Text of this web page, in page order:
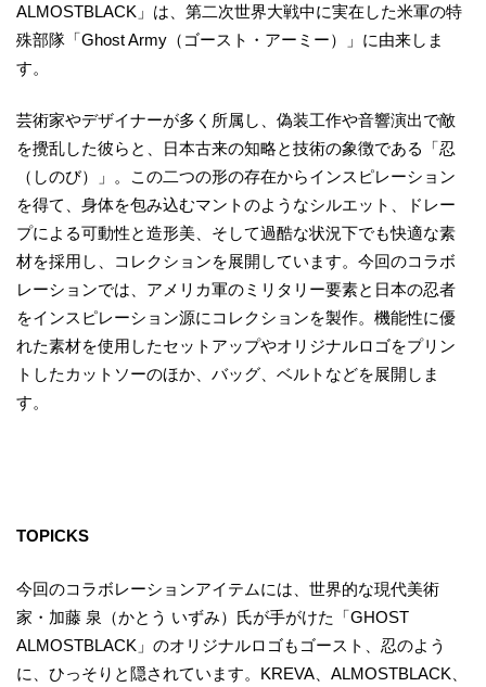
ALMOSTBLACK」は、第二次世界大戦中に実在した米軍の特
殊部隊「Ghost Army（ゴースト・アーミー）」に由来しま
す。
芸術家やデザイナーが多く所属し、偽装工作や音響演出で敵
を攪乱した彼らと、日本古来の知略と技術の象徴である「忍
（しのび）」。この二つの形の存在からインスピレーション
を得て、身体を包み込むマントのようなシルエット、ドレー
プによる可動性と造形美、そして過酷な状況下でも快適な素
材を採用し、コレクションを展開しています。今回のコラボ
レーションでは、アメリカ軍のミリタリー要素と日本の忍者
をインスピレーション源にコレクションを製作。機能性に優
れた素材を使用したセットアップやオリジナルロゴをプリン
トしたカットソーのほか、バッグ、ベルトなどを展開しま
す。
TOPICKS
今回のコラボレーションアイテムには、世界的な現代美術
家・加藤 泉（かとう いずみ）氏が手がけた「GHOST
ALMOSTBLACK」のオリジナルロゴもゴースト、忍のよう
に、ひっそりと隠されています。KREVA、ALMOSTBLACK、